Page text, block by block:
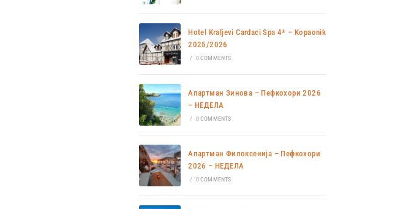
Hotel Kraljevi Cardaci Spa 4* – Kopaonik
2025/2026
/ 0 COMMENTS
Апартман Зинова – Пефкохори 2026
– НЕДЕЛА
/ 0 COMMENTS
Апартман Филоксенија – Пефкохори
2026 – НЕДЕЛА
/ 0 COMMENTS